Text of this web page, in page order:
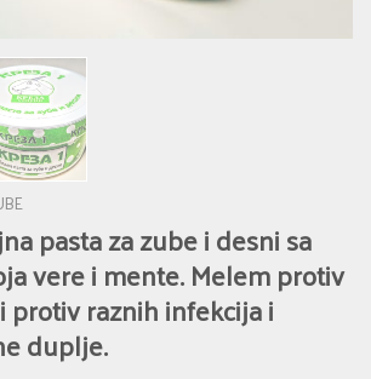
pasta za zube i desni sa
vere i mente. Melem protiv
protiv raznih infekcija i
duplje.